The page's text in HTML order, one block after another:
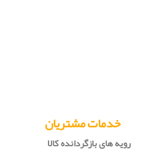
خدمات مشتریان
رویه های بازگردانده کالا